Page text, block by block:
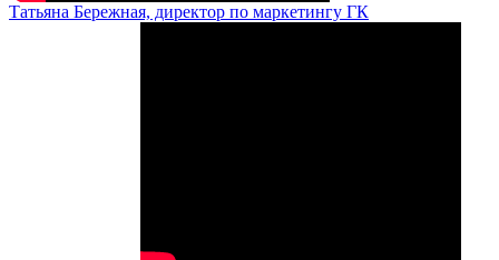
Татьяна Бережная, директор по маркетингу ГК